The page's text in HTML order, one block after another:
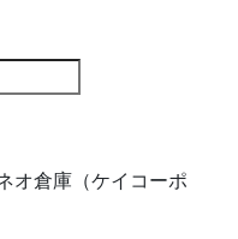
オ倉庫（ケイコーポ